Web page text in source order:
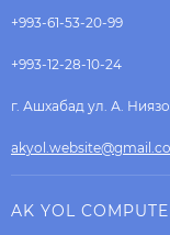
+993-61-53-20-99
+993-12-28-10-24
г. Ашхабад ул. А.
AK YOL